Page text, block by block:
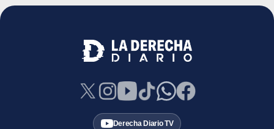
Derecha Diario TV